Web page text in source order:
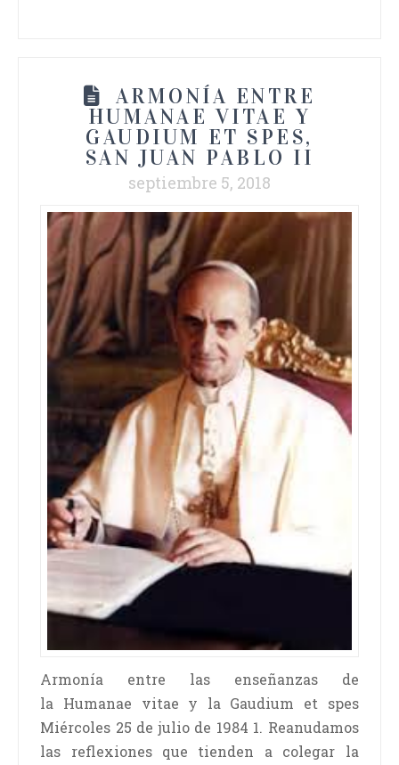
ARMONÍA ENTRE
HUMANAE VITAE Y
GAUDIUM ET SPES,
SAN JUAN PABLO II
septiembre 5, 2018
Armonía entre las enseñanzas de
la Humanae vitae y la Gaudium et spes
Miércoles 25 de julio de 1984 1. Reanudamos
las reflexiones que tienden a colegar la